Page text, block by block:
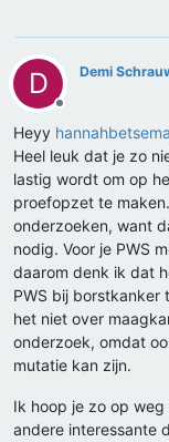
D
Offline
Demi
Heyy hannahbetsema
Heel leuk dat je zo
lastig wordt om op
proefopzet te
onderzoeken, want
nodig. Voor je PWS
daarom denk ik dat
PWS bij borstkanker
het niet over
onderzoek, omdat
mutatie kan zijn.
Ik hoop je zo op
andere interessante